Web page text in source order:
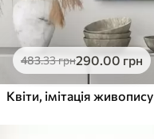
483.33грн290.00 грн
Квіти, імітація живопису